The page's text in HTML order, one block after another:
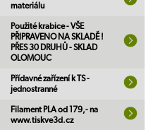
materiálu
Použité krabice - VŠE
PŘIPRAVENO NA SKLADĚ !
PŘES 30 DRUHŮ - SKLAD
OLOMOUC
Přídavné zařízení k TS -
jednostranné
Filament PLA od 179,- na
www.tiskve3d.cz